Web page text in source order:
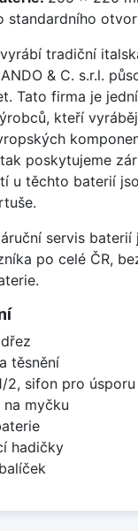
standardního
tradiční
& C. s.r.l.
Tato firma je
kteří
poskytujeme
u těchto baterií
servis
po celé ČR,
těsnění
2, sifon pro
myčku
hadičky